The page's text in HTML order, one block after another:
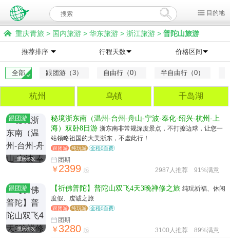
目的地
重庆青旅 > 国内旅游 > 华东旅游 > 浙江旅游 > 普陀山旅游
推荐排序 行程天数 价格区间
全部 跟团游（3） 自由行（0） 半自由行（0）
杭州 乌镇 千岛湖
跟团游
重庆出发
秘境浙东南（温州-台州-舟山-宁波-奉化-绍兴-杭州-上
海）双卧8日游 浙东南非常规深度景点，不打擦边球，让您一
站领略祖国的大美浙东，不虚此行！
跟团游 纯玩游 全程0自费
团期
￥2399 起 2987人推荐 91%满意
跟团游
重庆出发
【祈佛普陀】普陀山双飞4天3晚禅修之旅 纯玩祈福、休闲
度假、虔诚之旅
跟团游 纯玩游 全程0自费
团期
￥3280 起 3100人推荐 89%满意